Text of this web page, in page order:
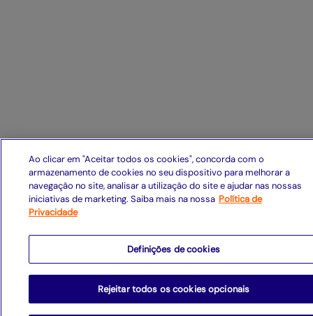
Ao clicar em "Aceitar todos os cookies", concorda com o
armazenamento de cookies no seu dispositivo para melhorar a
navegação no site, analisar a utilização do site e ajudar nas nossas
iniciativas de marketing. Saiba mais na nossa Política de
Privacidade
Definições de cookies
Rejeitar todos os cookies opcionais